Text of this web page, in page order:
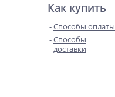
Как купить
Способы оплаты
Способы
доставки